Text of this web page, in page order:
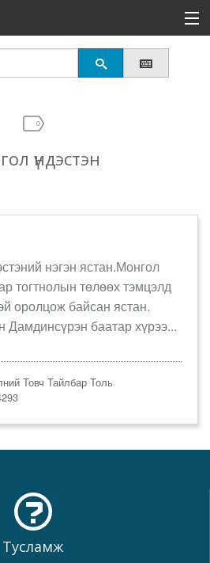
үндэстэн
нэгэн ястан.Монгол
тогтнолын төлөөх тэмцэлд
оролцож байсан ястан.
баатар хүрээ...
Товч Тайлбар Толь
Тусламж